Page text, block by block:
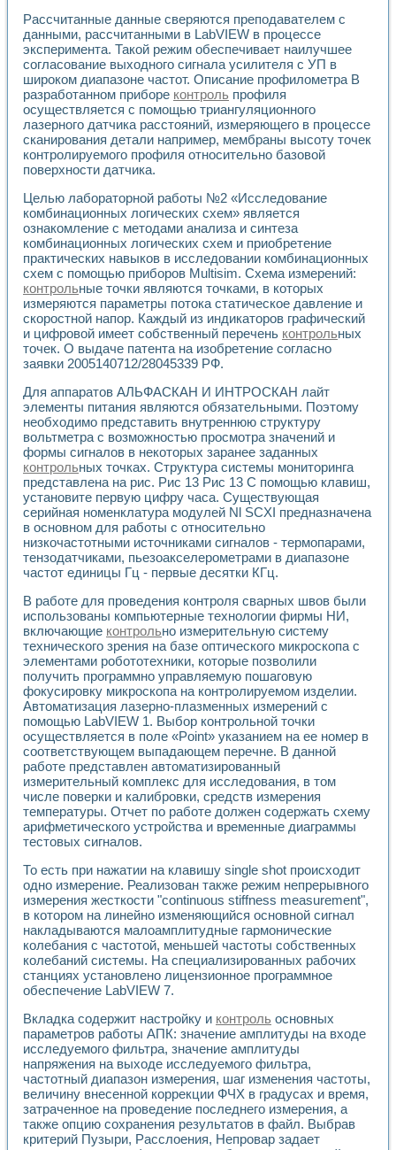
Микрозондовая система для характеризации
Метод траекторий в исследовании
Промышленная автоматизация
Автоматизация технологических процессов получения
Использование систем технического зрения для контроля
Исследование электромагнитных переходных процессов
Применение LabVIEW при разработке обучающих
Разработка виртуальных тренажеров путем
Система блокировок, сигнализации и защиты ускорителя
Система сбора данных и управления процессом
Управление температурой газовой среды специальной
Разработка программного обеспечения с
Использование технологий NATIONAL INSTRUMENTS
Оборудование для промышленной термотрансферной
Автоматизация реометрических исследований на базе
Применение измерителя иммитанса для исследова¬ния
Исследование электромагнитных переходных процессов
Стенд для исследования электрических переходных
Автоматизация контроля сварных швов на базе
Измерительный контроль с применением
Моделирование надежности и эффективности систем
Автоматизация лабораторного стенда по измерению
Автоматизированные лабораторные комплексы для
Виртуальный прибор для исследования нелинейных
Использование виртуальных приборов в процесе
Использование программ ELECTRONICS WORKBENCH-
Лабораторный практикум по дисциплине «Цифровые
Лабораторный практикум по ИНС на основе LabVIEW
Лабораторный практикум по основам теории коммутации
Опыт использования NI LabVIEW для создания
Применение LabVIEW для исследования течения в
Создание виртуальной работы «Изучение магнитных
Обратный маятник
Устройство для изучения основ интерфейсов обмена по
Лабораторный практикум: изучение адиабатического
Стенд для исследования электрических переходных
Система статистической обработки результатов
Автоматизация лазерно-плазменных измерений с
Модельно-измерительный комплекс. Назначение. Состав.
Использование технологий NATIONAL INSTRUMENTS
Учебный практикум "Спектральный и корреляционный
Учебный стенд для исследования принципа действия
Оборудование и программное обеспечение учебных
Виртуальный лабораторный практикум для изучения
Управление роботом ТУР-10 средствами LabVIEW
Аппаратно-программный комплекс для исследования
Автоматизированный дистанционный лабораторный
Исследование возможности реставрации одномерных
Использование технологий NATIONAL INSTRUMENTS в
Разработка модификаций алгоритма полигармонической
Учебный стенд для исследования принципа действия
Виртуальная система поддержки принимаемых решений в
Преемственность дисциплин «Моделирование систем» и
Универсальный стенд для исследования электрических
Лабораторные практикумы по информационно-
Виртуальный измеритель частотных характеристик на
Лабораторный практикум по основам теории Коммутации
Разработка виртуальной лабораторной работы
Виртуальные практикумы по электротехнике в среде
Из опыта внедрения в рамках национального проекта
Исследование эффективности решателей
Опыт разработки LabVIEW лабораторных практикумов
Проблемы повышения качества образования и
Развитие LabVIEW лабораторного практикума по
Разработка виртуальной лаборатории по электротехнике
Усовершенствованные алгоритмы частотного анализа
Рассчитанные данные сверяются преподавателем с
данными, рассчитанными в LabVIEW в процессе
эксперимента. Такой режим обеспечивает наилучшее
согласование выходного сигнала усилителя с УП в
широком диапазоне частот. Описание профилометра В
разработанном приборе контроль профиля
осуществляется с помощью триангуляционного
лазерного датчика расстояний, измеряющего в процессе
сканирования детали например, мембраны высоту точек
контролируемого профиля относительно базовой
поверхности датчика.
Целью лабораторной работы №2 «Исследование
комбинационных логических схем» является
ознакомление с методами анализа и синтеза
комбинационных логических схем и приобретение
практических навыков в исследовании комбинационных
схем с помощью приборов Multisim. Схема измерений:
контрольные точки являются точками, в которых
измеряются параметры потока статическое давление и
скоростной напор. Каждый из индикаторов графический
и цифровой имеет собственный перечень контрольных
точек. О выдаче патента на изобретение согласно
заявки 2005140712/28045339 РФ.
Для аппаратов АЛЬФАСКАН И ИНТРОСКАН лайт
элементы питания являются обязательными. Поэтому
необходимо представить внутреннюю структуру
вольтметра с возможностью просмотра значений и
формы сигналов в некоторых заранее заданных
контрольных точках. Структура системы мониторинга
представлена на рис. Рис 13 Рис 13 С помощью клавиш,
установите первую цифру часа. Существующая
серийная номенклатура модулей Nl SCXI предназначена
в основном для работы с относительно
низкочастотными источниками сигналов - термопарами,
тензодатчиками, пьезоакселерометрами в диапазоне
частот единицы Гц - первые десятки КГц.
В работе для проведения контроля сварных швов были
использованы компьютерные технологии фирмы НИ,
включающие контрольно измерительную систему
технического зрения на базе оптического микроскопа с
элементами робототехники, которые позволили
получить программно управляемую пошаговую
фокусировку микроскопа на контролируемом изделии.
Автоматизация лазерно-плазменных измерений с
помощью LabVIEW 1. Выбор контрольной точки
осуществляется в поле «Point» указанием на ее номер в
соответствующем выпадающем перечне. В данной
работе представлен автоматизированный
измерительный комплекс для исследования, в том
числе поверки и калибровки, средств измерения
температуры. Отчет по работе должен содержать схему
арифметического устройства и временные диаграммы
тестовых сигналов.
То есть при нажатии на клавишу single shot происходит
одно измерение. Реализован также режим непрерывного
измерения жесткости "continuous stiffness measurement",
в котором на линейно изменяющийся основной сигнал
накладываются малоамплитудные гармонические
колебания с частотой, меньшей частоты собственных
колебаний системы. На специализированных рабочих
станциях установлено лицензионное программное
обеспечение LabVIEW 7.
Вкладка содержит настройку и контроль основных
параметров работы АПК: значение амплитуды на входе
исследуемого фильтра, значение амплитуды
напряжения на выходе исследуемого фильтра,
частотный диапазон измерения, шаг изменения частоты,
величину внесенной коррекции ФЧХ в градусах и время,
затраченное на проведение последнего измерения, а
также опцию сохранения результатов в файл. Выбрав
критерий Пузыри, Расслоения, Непровар задает